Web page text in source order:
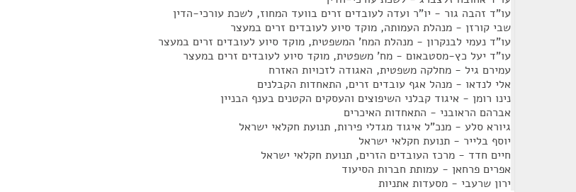
עו"ד זהבה גור - יו"ר ועדה לעובדים זרים בוועד המחוז, לשכת עורכי-הדין
שבי קורזן - מנהלת העמותה, מוקד סיוע לעובדים זרים במעצר
עו"ד נעמי לבנקרון - מנהלת המח' המשפטית, מוקד סיוע לעובדים זרים במעצר
עו"ד יעל כץ-מסטבאום - מח' משפטית, מוקד סיוע לעובדים זרים במעצר
עמירם גיל - מחלקה משפטית, האגודה לזכויות האזרח
אלי לנדאו - מנהל אגף עובדים זרים, התאחדות הקבלנים
נינו רומן - איגוד קבלני השיפוצים והעסקים הקטנים בענף הבניין
אברהם הראובני - התאחדות האיכרים
גיורא סלע - מנכ"ל איגוד מגדלי פירות, תנועת חקלאי ישראל
יוסף בלייר - תנועת חקלאי ישראל
חיים חדד - מרכז העובדים הזרים, תנועת חקלאי ישראל
אפרים פרחאן - עמותת חברות הסיעוד
ירון שרעבי - מסעדות אתניות